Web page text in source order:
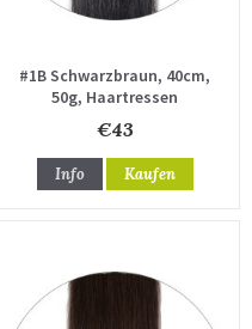
#1B Schwarzbraun, 40cm,
50g, Haartressen
€43
Info Kaufen